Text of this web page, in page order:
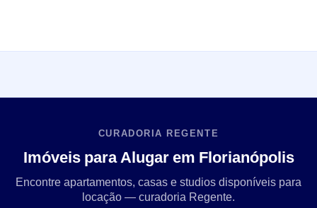
CURADORIA REGENTE
Imóveis para Alugar em Florianópolis
Encontre apartamentos, casas e studios disponíveis para
locação — curadoria Regente.